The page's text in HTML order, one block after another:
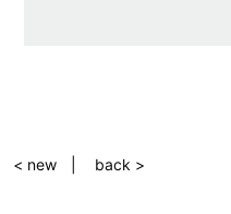
< new back >